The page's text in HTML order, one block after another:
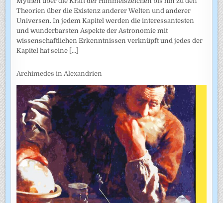
Theorien über die Existenz anderer Welten und anderer
Universen. In jedem Kapitel werden die interessantesten
und wunderbarsten Aspekte der Astronomie mit
wissenschaftlichen Erkenntnissen verknüpft und jedes der
Kapitel hat seine [...]
Archimedes in Alexandrien